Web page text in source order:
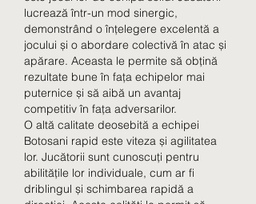
lucrează într-un mod sinergic,
demonstrând o înțelegere excelentă a
jocului și o abordare colectivă în atac și
apărare. Aceasta le permite să obțină
rezultate bune în fața echipelor mai
puternice și să aibă un avantaj
competitiv în fața adversarilor.
O altă calitate deosebită a echipei
Botosani rapid este viteza și agilitatea
lor. Jucătorii sunt cunoscuți pentru
abilitățile lor individuale, cum ar fi
driblingul și schimbarea rapidă a